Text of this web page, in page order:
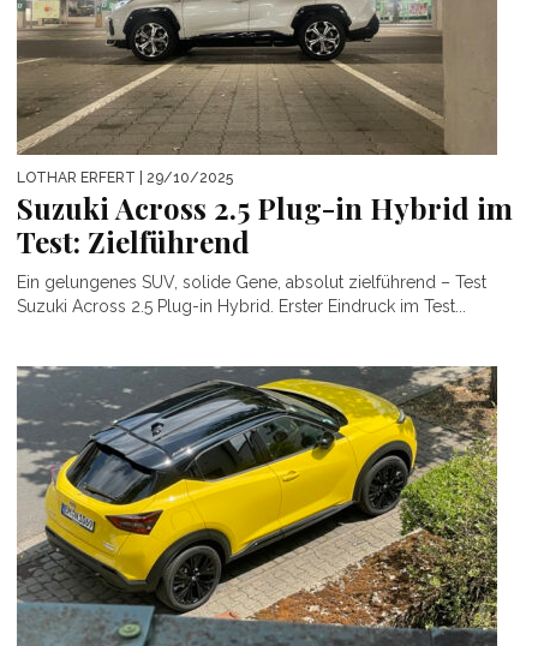
LOTHAR ERFERT | 29/10/2025
Suzuki Across 2.5 Plug-in Hybrid im
Test: Zielführend
Ein gelungenes SUV, solide Gene, absolut zielführend – Test
Suzuki Across 2.5 Plug-in Hybrid. Erster Eindruck im Test...